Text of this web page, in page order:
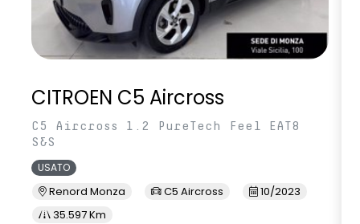
CITROEN C5 Aircross
C5 Aircross 1.2 PureTech Feel EAT8
S&S
USATO
Renord Monza C5 Aircross
10/2023
35.597 Km